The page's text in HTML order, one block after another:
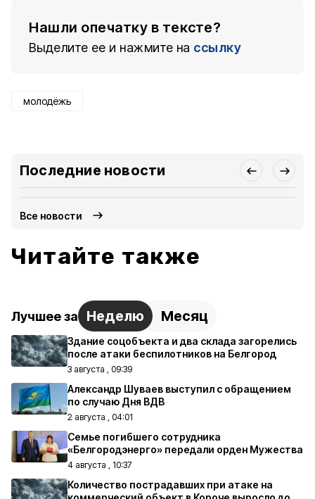
Нашли опечатку в тексте?
Выделите ее и нажмите на ссылку
молодёжь
Последние новости
Все новости
Читайте также
Лучшее за Неделю Месяц
Здание соцобъекта и два склада загорелись
после атаки беспилотников на Белгород
3 августа , 09:39
Александр Шуваев выступил с обращением
по случаю Дня ВДВ
2 августа , 04:01
Семье погибшего сотрудника
«Белгородэнерго» передали орден Мужества
4 августа , 10:37
Количество пострадавших при атаке на